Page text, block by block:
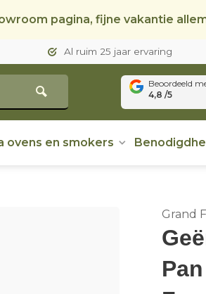
pagina, fijne vakantie
Al ruim 25 jaar ervaring
Beoordeeld
4,8 /5
ovens en smokers
Grand